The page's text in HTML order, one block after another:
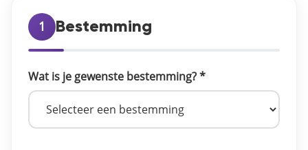
1 Bestemming
Wat is je gewenste bestemming? *